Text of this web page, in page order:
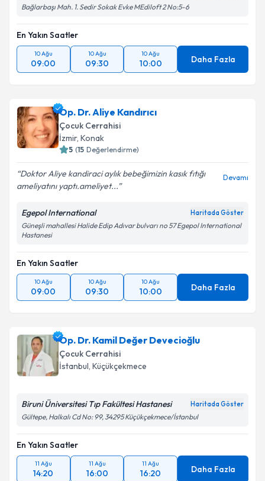
Bağlarbaşı Mah. 1. Sedir Sokak Evke MEdiloft 2 No:5-6
En Yakın Saatler
10 Ağu
09:00
10 Ağu
09:30
10 Ağu
10:00 Daha Fazla
Op. Dr. Aliye Kandırıcı
Çocuk Cerrahisi
İzmir, Konak
5 (15 Değerlendirme)
Doktor Aliye kandiraci aylık bebeğimizin kasık fıtığı
ameliyatını yaptı.ameliyet...
Devamı
Egepol International Haritada Göster
Güneşli mahallesi Halide Edip Adıvar bulvarı no 57 Egepol International
Hastanesi
En Yakın Saatler
10 Ağu
09:00
10 Ağu
09:30
10 Ağu
10:00 Daha Fazla
Op. Dr. Kamil Değer Devecioğlu
Çocuk Cerrahisi
İstanbul, Küçükçekmece
Biruni Üniversitesi Tıp Fakültesi Hastanesi Haritada Göster
Gültepe, Halkalı Cd No: 99, 34295 Küçükçekmece/İstanbul
En Yakın Saatler
11 Ağu
14:20
11 Ağu
16:00
11 Ağu
16:20 Daha Fazla